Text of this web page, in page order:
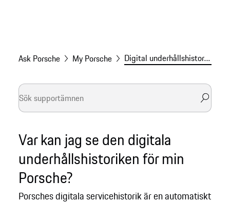
Ask Porsche My Porsche Digital underhållshistorik i My Porsche-appen
Var kan jag se den digitala
underhållshistoriken för min
Porsche?
Porsches digitala servicehistorik är en automatiskt